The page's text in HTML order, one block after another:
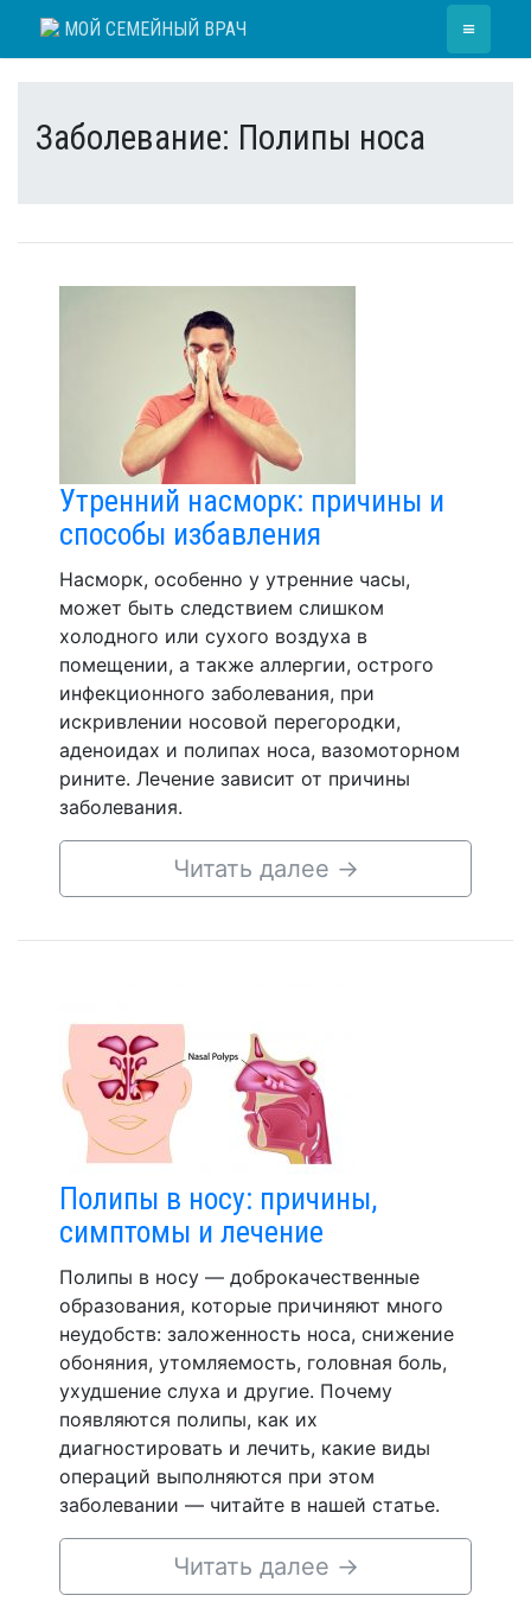
МОЙ СЕМЕЙНЫЙ ВРАЧ ≡
Заболевание: Полипы носа
Утренний насморк: причины и
способы избавления
Насморк, особенно у утренние часы,
может быть следствием слишком
холодного или сухого воздуха в
помещении, а также аллергии, острого
инфекционного заболевания, при
искривлении носовой перегородки,
аденоидах и полипах носа, вазомоторном
рините. Лечение зависит от причины
заболевания.
Читать далее →
Полипы в носу: причины,
симптомы и лечение
Полипы в носу — доброкачественные
образования, которые причиняют много
неудобств: заложенность носа, снижение
обоняния, утомляемость, головная боль,
ухудшение слуха и другие. Почему
появляются полипы, как их
диагностировать и лечить, какие виды
операций выполняются при этом
заболевании — читайте в нашей статье.
Читать далее →